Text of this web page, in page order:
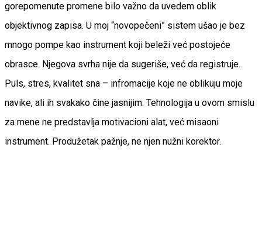
gorepomenute promene bilo važno da uvedem oblik
objektivnog zapisa. U moj “novopečeni” sistem ušao je bez
mnogo pompe kao instrument koji beleži već postojeće
obrasce. Njegova svrha nije da sugeriše, već da registruje.
Puls, stres, kvalitet sna – infromacije koje ne oblikuju moje
navike, ali ih svakako čine jasnijim. Tehnologija u ovom smislu
za mene ne predstavlja motivacioni alat, već misaoni
instrument. Produžetak pažnje, ne njen nužni korektor.